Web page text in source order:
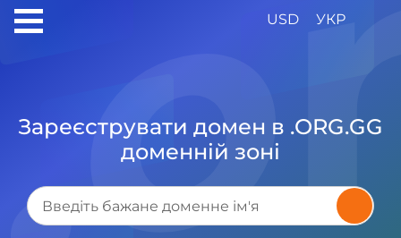
USD УКР
Зареєструвати домен в .ORG.GG
доменній зоні